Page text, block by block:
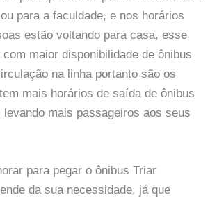
para a faculdade, e nos horários
estão voltando para casa, esse
maior disponibilidade de ônibus
na linha portanto são os
mais horários de saída de ônibus
levando mais passageiros aos seus
para pegar o ônibus Triar
da sua necessidade, já que